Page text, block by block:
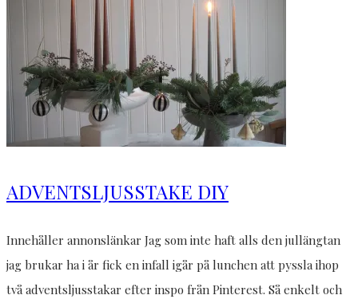
ADVENTSLJUSSTAKE DIY
Innehåller annonslänkar Jag som inte haft alls den jullängtan
jag brukar ha i år fick en infall igår på lunchen att pyssla ihop
två adventsljusstakar efter inspo från Pinterest. Så enkelt och